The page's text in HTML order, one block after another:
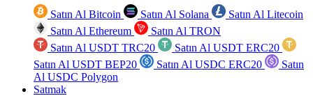
Satın Al Bitcoin Satın Al Solana
Satın Al Litecoin
Satın Al Ethereum
Satın Al TRON
Satın Al USDT TRC20
Satın Al USDT ERC20
Satın Al USDT BEP20
Satın Al USDC ERC20
Satın
Al USDC Polygon
Satmak